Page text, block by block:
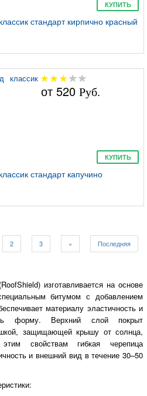
КУПИТЬ
стандарт кирпично красный
от520 Руб.
КУПИТЬ
стандарт капучино
2 3 » Последняя
изготавливается на основе
битумом с добавлением
материалу эластичность и
форму. Верхний слой покрыт
защищающей крышу от солнца,
свойствам гибкая черепица
и внешний вид в течение 30–50